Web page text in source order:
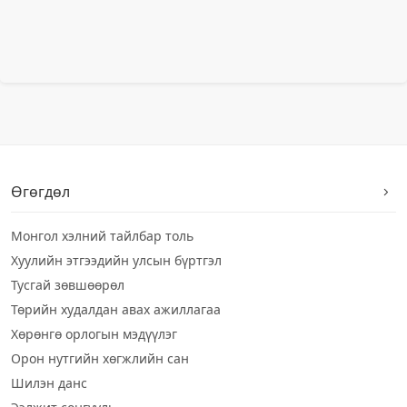
Өгөгдөл
Монгол хэлний тайлбар толь
Хуулийн этгээдийн улсын бүртгэл
Тусгай зөвшөөрөл
Төрийн худалдан авах ажиллагаа
Хөрөнгө орлогын мэдүүлэг
Орон нутгийн хөгжлийн сан
Шилэн данс